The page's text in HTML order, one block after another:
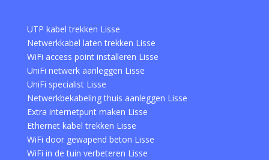
UTP kabel trekken Lisse
Netwerkkabel laten trekken Lisse
WiFi access point installeren Lisse
UniFi netwerk aanleggen Lisse
UniFi specialist Lisse
Netwerkbekabeling thuis aanleggen Lisse
Extra internetpunt maken Lisse
Ethernet kabel trekken Lisse
WiFi door gewapend beton Lisse
WiFi in de tuin verbeteren Lisse